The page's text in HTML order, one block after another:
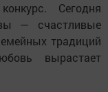
Сегодня
— счастливые
традиций
вырастает